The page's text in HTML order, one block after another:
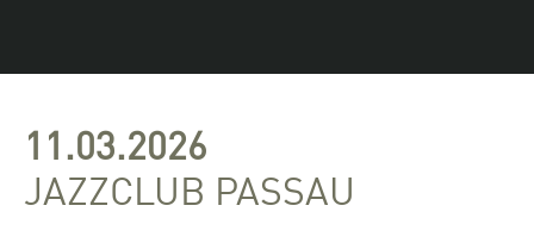
11.03.2026
JAZZCLUB PASSAU